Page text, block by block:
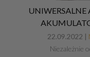
UNIWERSALNE
22.09.2022 |
Niezależnie